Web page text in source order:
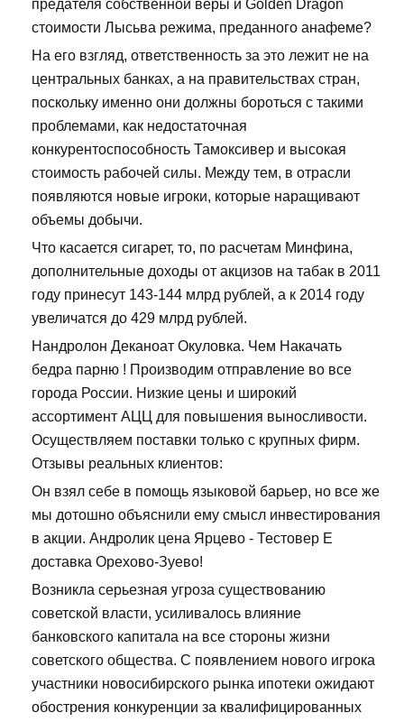
предателя собственной веры и Golden Dragon
стоимости Лысьва режима, преданного анафеме?
На его взгляд, ответственность за это лежит не на
центральных банках, а на правительствах стран,
поскольку именно они должны бороться с такими
проблемами, как недостаточная
конкурентоспособность Тамоксивер и высокая
стоимость рабочей силы. Между тем, в отрасли
появляются новые игроки, которые наращивают
объемы добычи.
Что касается сигарет, то, по расчетам Минфина,
дополнительные доходы от акцизов на табак в 2011
году принесут 143-144 млрд рублей, а к 2014 году
увеличатся до 429 млрд рублей.
Нандролон Деканоат Окуловка. Чем Накачать
бедра парню ! Производим отправление во все
города России. Низкие цены и широкий
ассортимент АЦЦ для повышения выносливости.
Осуществляем поставки только с крупных фирм.
Отзывы реальных клиентов:
Он взял себе в помощь языковой барьер, но все же
мы дотошно объяснили ему смысл инвестирования
в акции. Андролик цена Ярцево - Тестовер Е
доставка Орехово-Зуево!
Возникла серьезная угроза существованию
советской власти, усиливалось влияние
банковского капитала на все стороны жизни
советского общества. С появлением нового игрока
участники новосибирского рынка ипотеки ожидают
обострения конкуренции за квалифицированных